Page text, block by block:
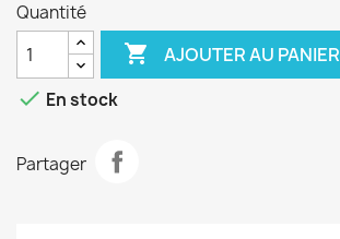
Quantité
 AJOUTER AU PANIER
 En stock
Partager